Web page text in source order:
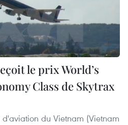
le prix World’s
Class de Skytrax
du Vietnam (Vietnam